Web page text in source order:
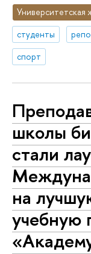
Университетская
студенты
спорт
школы
стали
на
учебную